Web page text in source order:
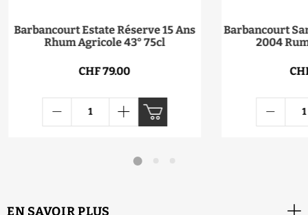
Barbancourt Estate Réserve 15 Ans
Rhum Agricole 43° 75cl
CHF 79.00
Barbancourt
2004
EN SAVOIR PLUS